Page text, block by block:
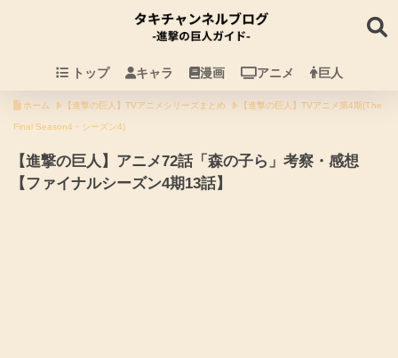
トップ キャラ 漫画 アニメ 巨人
ホーム 【進撃の巨人】TVアニメシリーズまとめ 【進撃の巨人】TVアニメ第4期(The
Final Season4・シーズン4)
【進撃の巨人】アニメ72話「森の子ら」考察・感想
【ファイナルシーズン4期13話】